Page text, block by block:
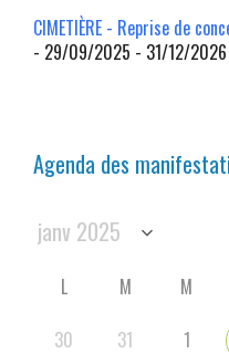
CIMETIÈRE - Reprise de
- 29/09/2025 - 31/12/2026
Agenda des
L M M
30
31 1